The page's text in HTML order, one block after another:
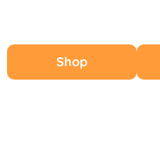
Shop